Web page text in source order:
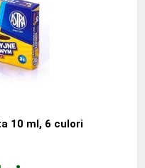
10 ml, 6 culori